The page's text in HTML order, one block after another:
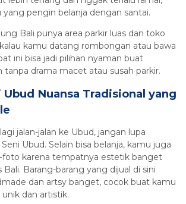
pengin belanja dengan santai.
Bali punya area parkir luas dan toko
kamu datang rombongan atau bawa
ini bisa jadi pilihan nyaman buat
tanpa drama macet atau susah parkir.
Ubud Nuansa Tradisional yang
jalan-jalan ke Ubud, jangan lupa
Ubud. Selain bisa belanja, kamu juga
foto karena tempatnya estetik banget
Barang-barang yang dijual di sini
dan artsy banget, cocok buat kamu
dan artistik.